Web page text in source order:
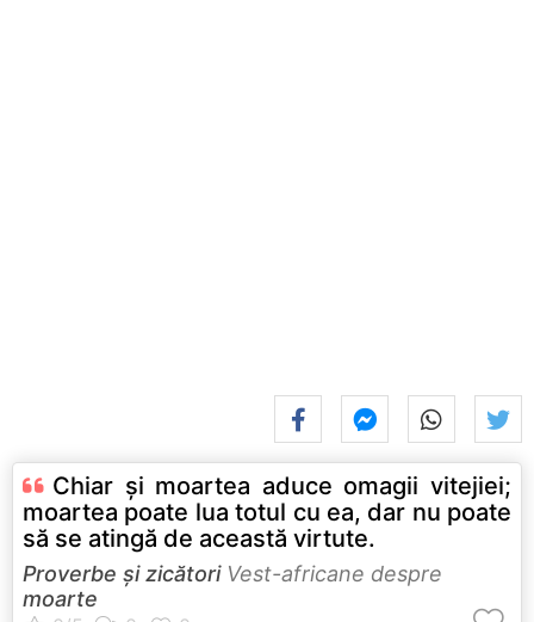
Chiar şi moartea aduce omagii vitejiei;
moartea poate lua totul cu ea, dar nu poate
să se atingă de această virtute.
Proverbe și zicătoriVest-africane despre
moarte